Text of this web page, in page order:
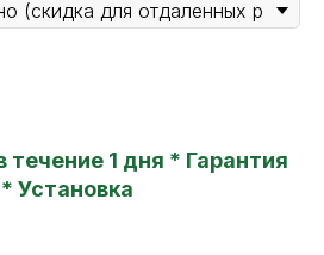
течение 1 дня * Гарантия
Установка
информации